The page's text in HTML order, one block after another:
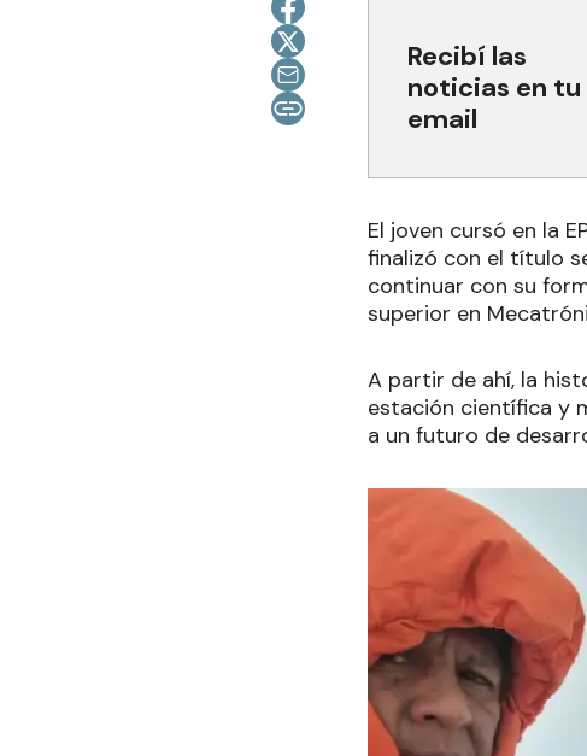
Recibí las
noticias en tu
email
El joven cursó en la
finalizó con el título
continuar con su
superior en
A partir de ahí, la
estación científica y
a un futuro de